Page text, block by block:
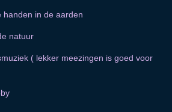
handen in de aarden
natuur
( lekker meezingen is goed voor